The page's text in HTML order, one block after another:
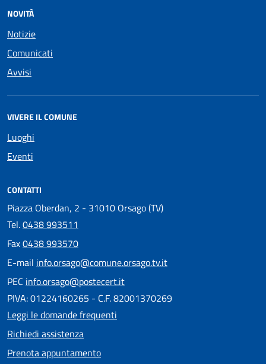
NOVITÀ
Notizie
Comunicati
Avvisi
VIVERE IL COMUNE
Luoghi
Eventi
CONTATTI
Piazza Oberdan, 2 - 31010 Orsago (TV)
Tel.0438 993511
Fax0438 993570
E-mail info.orsago@comune.orsago.tv.it
PEC info.orsago@postecert.it
PIVA: 01224160265 - C.F. 82001370269
Leggi le domande frequenti
Richiedi assistenza
Prenota appuntamento